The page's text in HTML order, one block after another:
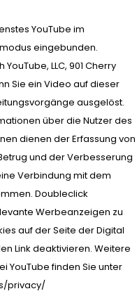
YouTube im
eingebunden.
LLC, 901 Cherry
Sie ein Video auf dieser
ausgelöst.
über die Nutzer des
dienen der Erfassung von
und der Verbesserung
Verbindung mit dem
Doubleclick
Werbeanzeigen zu
auf der Seite der Digital
Link deaktivieren. Weitere
YouTube finden Sie unter
privacy/